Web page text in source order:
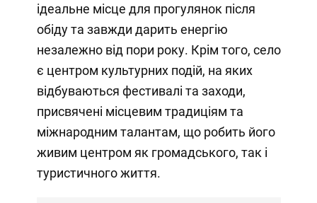
ідеальне місце для прогулянок після
обіду та завжди дарить енергію
незалежно від пори року. Крім того, село
є центром культурних подій, на яких
відбуваються фестивалі та заходи,
присвячені місцевим традиціям та
міжнародним талантам, що робить його
живим центром як громадського, так і
туристичного життя.